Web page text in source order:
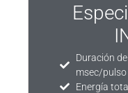
Duración
msec/pulso
Energía